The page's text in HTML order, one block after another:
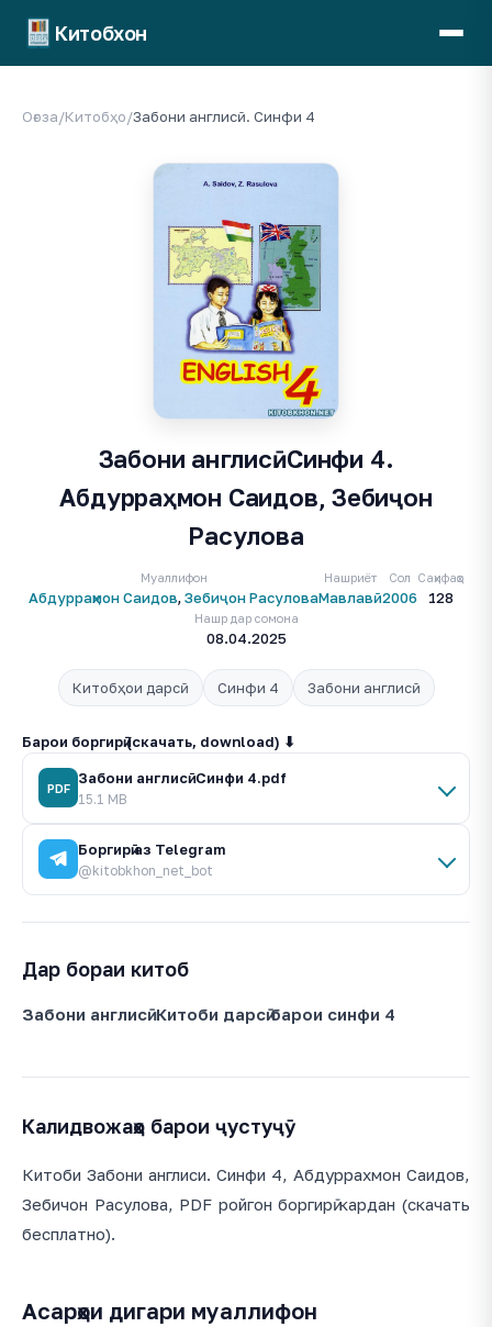
Китобхон
Оғоза/Китобҳо/Забони англисӣ. Синфи 4
Барои боргирӣ (скачать, download) ⬇
PDF
Забони англисӣ. Синфи 4.pdf
15.1 MB
Боргирӣ аз Telegram
@kitobkhon_net_bot
Забони англисӣ. Синфи 4.
Абдурраҳмон Саидов, Зебиҷон
Расулова
Муаллифон
Абдурраҳмон Саидов,Зебиҷон Расулова
Нашриёт
Мавлавӣ
Сол
2006
Саҳифаҳо
128
Нашр дар сомона
08.04.2025
Китобҳои дарсӣ Синфи 4 Забони англисӣ
Дар бораи китоб
Забони англисӣ. Китоби дарсӣ барои синфи 4
Калидвожаҳо барои ҷустуҷӯ
Китоби Забони англиси. Синфи 4, Абдуррахмон Саидов,
Зебичон Расулова, PDF ройгон боргирӣ кардан (скачать
бесплатно).
Асарҳои дигари муаллифон